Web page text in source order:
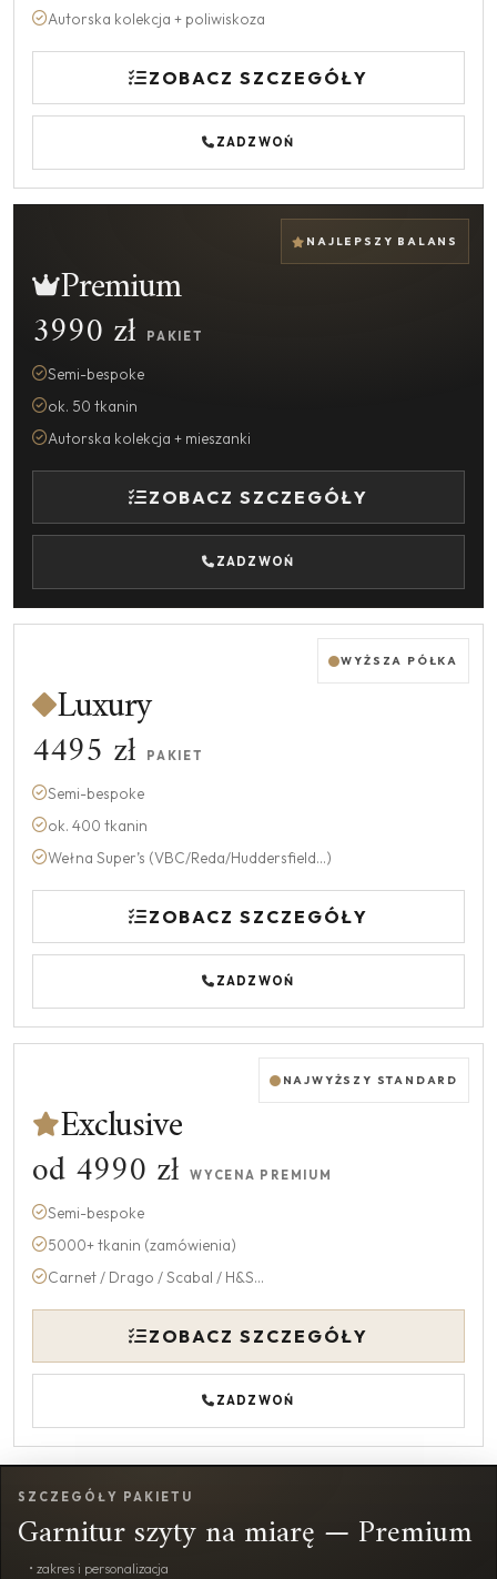
Autorska kolekcja + poliwiskoza
ZOBACZ SZCZEGÓŁY
ZADZWOŃ
NAJLEPSZY BALANS
Premium
3990 zł PAKIET
Semi-bespoke
ok. 50 tkanin
Autorska kolekcja + mieszanki
ZOBACZ SZCZEGÓŁY
ZADZWOŃ
WYŻSZA PÓŁKA
Luxury
4495 zł PAKIET
Semi-bespoke
ok. 400 tkanin
Wełna Super’s (VBC/Reda/Huddersfield...)
ZOBACZ SZCZEGÓŁY
ZADZWOŃ
NAJWYŻSZY STANDARD
Exclusive
od 4990 zł WYCENA PREMIUM
Semi-bespoke
5000+ tkanin (zamówienia)
Carnet / Drago / Scabal / H&S...
ZOBACZ SZCZEGÓŁY
ZADZWOŃ
SZCZEGÓŁY PAKIETU
Garnitur szyty na miarę — Premium
• zakres i personalizacja